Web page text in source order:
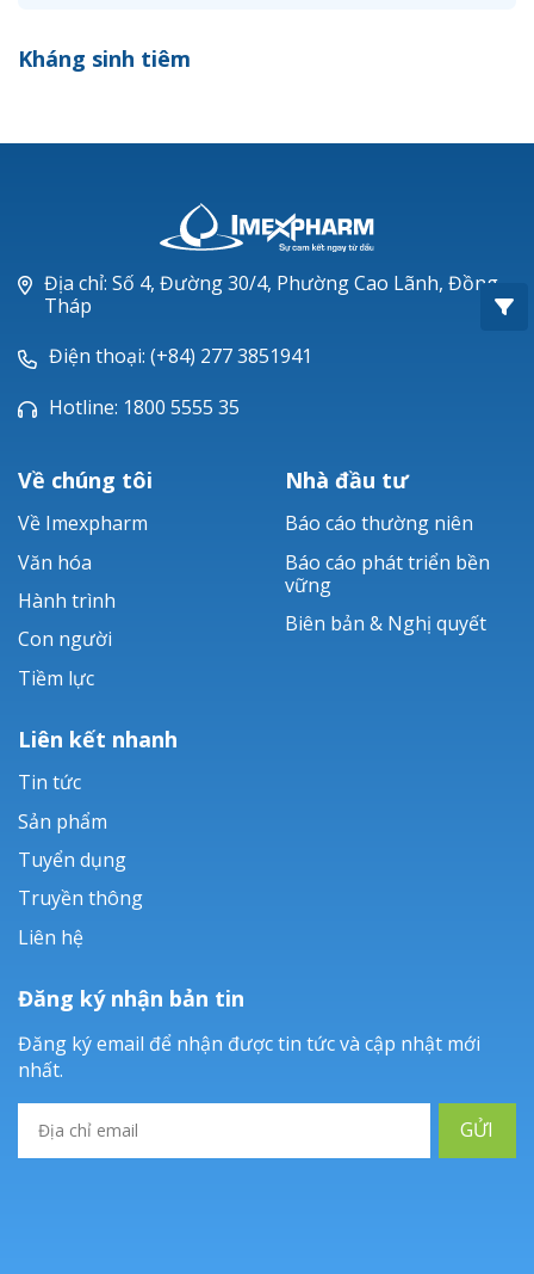
Ceftizoxim®
Piperacillin
Ticarlinat®
Zobacta®
Bacsulfo®
Kháng sinh tiêm
Địa chỉ: Số 4, Đường 30/4, Phường Cao Lãnh, Đồng
Tháp
Điện thoại: (+84) 277 3851941
Hotline: 1800 5555 35
Về chúng tôi
Về Imexpharm
Văn hóa
Hành trình
Con người
Tiềm lực
Nhà đầu tư
Báo cáo thường niên
Báo cáo phát triển bền
vững
Biên bản & Nghị quyết
Liên kết nhanh
Tin tức
Sản phẩm
Tuyển dụng
Truyền thông
Liên hệ
Đăng ký nhận bản tin
Đăng ký email để nhận được tin tức và cập nhật mới
nhất.
GỬI